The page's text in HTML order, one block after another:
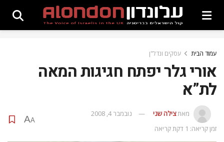
עמוד הבית עסקים ונדל"ן
אורי גלר יפתח חגיגות המאה
לת”א
מאתצילה שני
נובמבר 4, 2008
זמן קריאה: 1 דקת קריאה
A
A